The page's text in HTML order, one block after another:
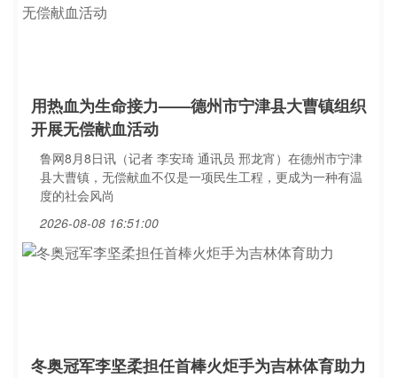
用热血为生命接力——德州市宁津县大曹镇组织
开展无偿献血活动
鲁网8月8日讯（记者 李安琦 通讯员 邢龙宵）在德州市宁津
县大曹镇，无偿献血不仅是一项民生工程，更成为一种有温
度的社会风尚
2026-08-08 16:51:00
冬奥冠军李坚柔担任首棒火炬手为吉林体育助力